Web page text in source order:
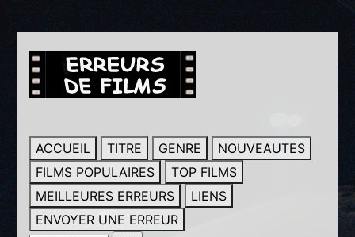
ACCUEIL TITRE GENRE
NOUVEAUTES
FILMS POPULAIRES
TOP FILMS
MEILLEURES ERREURS
LIENS
ENVOYER UNE ERREUR